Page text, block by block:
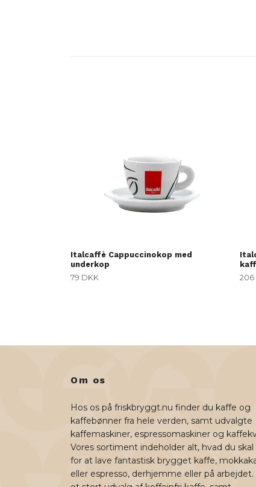
Italcaffè Cappuccinokop med
underkop
79 DKK
206
Om os
Hos os på friskbryggt.nu finder du kaffe og
kaffebønner fra hele verden, samt udvalgte
kaffemaskiner, espressomaskiner og
Vores sortiment indeholder alt, hvad du
for at lave fantastisk brygget kaffe,
eller espresso, derhjemme eller på arbejdet.